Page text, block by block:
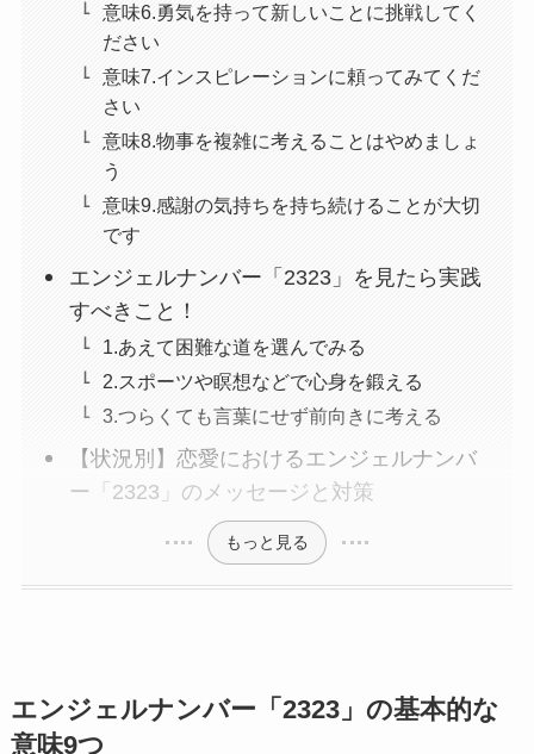
意味6.勇気を持って新しいことに挑戦してく
ださい
意味7.インスピレーションに頼ってみてくだ
さい
意味8.物事を複雑に考えることはやめましょ
う
意味9.感謝の気持ちを持ち続けることが大切
です
エンジェルナンバー「2323」を見たら実践
すべきこと！
1.あえて困難な道を選んでみる
2.スポーツや瞑想などで心身を鍛える
3.つらくても言葉にせず前向きに考える
【状況別】恋愛におけるエンジェルナンバ
ー「2323」のメッセージと対策
もっと見る
エンジェルナンバー「2323」の基本的な
意味9つ